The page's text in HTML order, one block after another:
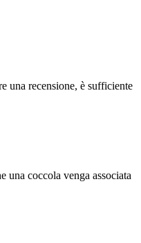
una recensione, è sufficiente
una coccola venga associata